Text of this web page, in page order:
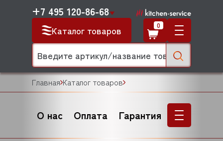
Каталог товаров
+7 495 120-86-68
0
Главная Каталог товаров
О нас Оплата Гарантия